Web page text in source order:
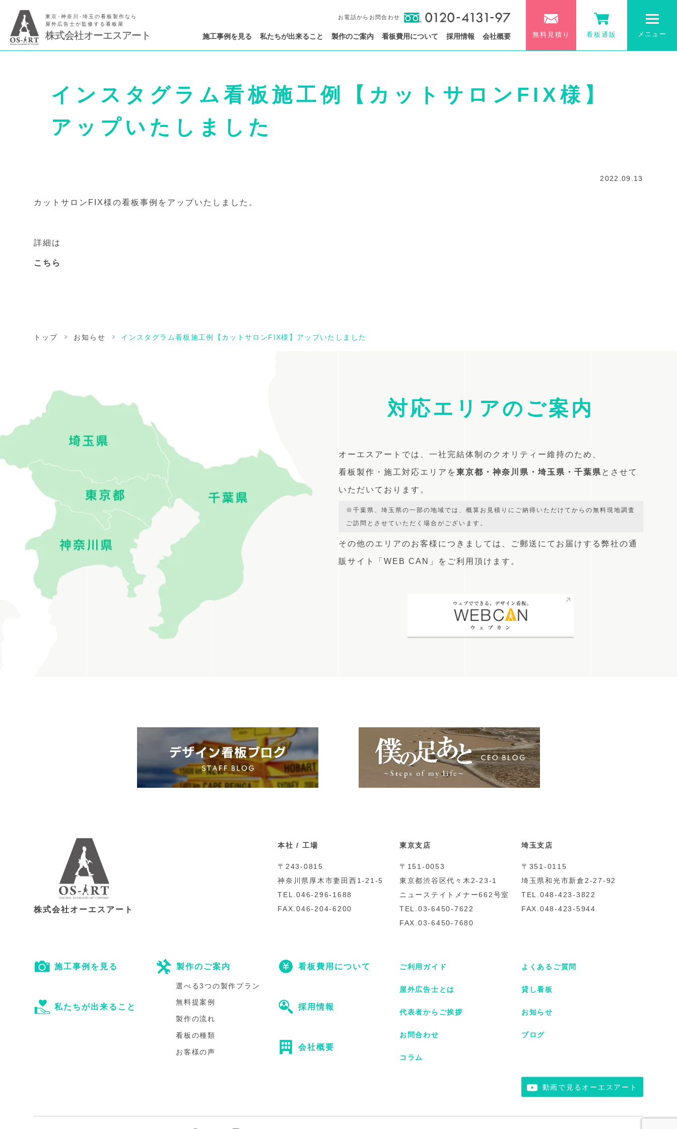
東京･神奈川･埼玉の看板製作なら
屋外広告士が監修する看板屋
株式会社オーエスアート
お電話からお問合わせ
施工事例を見る 私たちが出来ること 製作のご案内 看板費用について 採用情報 会社概要 無料見積り 看板通販 メニュー
インスタグラム看板施工例【カットサロンFIX様】
アップいたしました
2022.09.13
カットサロンFIX様の看板事例をアップいたしました。
詳細は
こちら
トップ お知らせ インスタグラム看板施工例【カットサロンFIX様】アップいたしました
対応エリアのご案内
オーエスアートでは、 一社完結体制のクオリティー維持のため、
看板製作・施工対応エリアを東京都・神奈川県・埼玉県・千葉県 とさせて
いただいております。
※千葉県、埼玉県の一部の地域では、概算お見積りにご納得いただけてからの無料現地調査
ご訪問とさせていただく場合がございます。
その他のエリアのお客様につきましては、 ご郵送にてお届けする弊社の通
販サイト 「WEB CAN」をご利用頂けます。
株式会社オーエスアート
本社 / 工場
〒243-0815
神奈川県厚木市妻田西1-21-5
TEL.046-296-1688
FAX.046-204-6200
東京支店
〒151-0053
東京都渋谷区代々木2-23-1
ニューステイトメナー662号室
TEL.03-6450-7622
FAX.03-6450-7680
埼玉支店
〒351-0115
埼玉県和光市新倉2-27-92
TEL.048-423-3822
FAX.048-423-5944
施工事例を見る
私たちが出来ること
製作のご案内
選べる3つの製作プラン
無料提案例
製作の流れ
看板の種類
お客様の声
看板費用について
採用情報
会社概要
ご利用ガイド
屋外広告士とは
代表者からご挨拶
お問合わせ
よくあるご質問
貸し看板
お知らせ
ブログ
コラム
動画で見るオーエスアート